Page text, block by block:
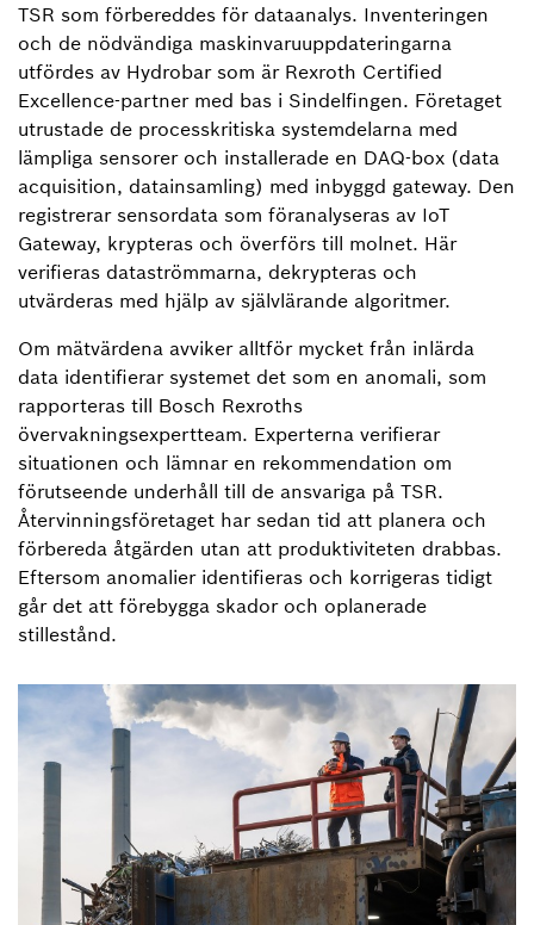
TSR som förbereddes för dataanalys. Inventeringen
och de nödvändiga maskinvaruuppdateringarna
utfördes av Hydrobar som är Rexroth Certified
Excellence-partner med bas i Sindelfingen. Företaget
utrustade de processkritiska systemdelarna med
lämpliga sensorer och installerade en DAQ-box (data
acquisition, datainsamling) med inbyggd gateway. Den
registrerar sensordata som föranalyseras av IoT
Gateway, krypteras och överförs till molnet. Här
verifieras dataströmmarna, dekrypteras och
utvärderas med hjälp av självlärande algoritmer.
Om mätvärdena avviker alltför mycket från inlärda
data identifierar systemet det som en anomali, som
rapporteras till Bosch Rexroths
övervakningsexpertteam. Experterna verifierar
situationen och lämnar en rekommendation om
förutseende underhåll till de ansvariga på TSR.
Återvinningsföretaget har sedan tid att planera och
förbereda åtgärden utan att produktiviteten drabbas.
Eftersom anomalier identifieras och korrigeras tidigt
går det att förebygga skador och oplanerade
stillestånd.